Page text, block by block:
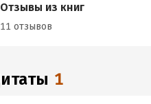
Отзывы из книг
11 отзывов
Цитаты 1